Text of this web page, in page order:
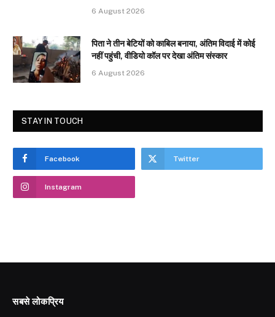
6 August 2026
पिता ने तीन बेटियों को काबिल बनाया, अंतिम विदाई में कोई
नहीं पहुंची, वीडियो कॉल पर देखा अंतिम संस्कार
6 August 2026
STAY IN TOUCH
Facebook Twitter
Instagram
सबसे लोकप्रिय